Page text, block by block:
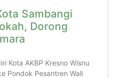
Sambangi
Dorong
Kota AKBP Kresno Wisnu
Pondok Pesantren Wali